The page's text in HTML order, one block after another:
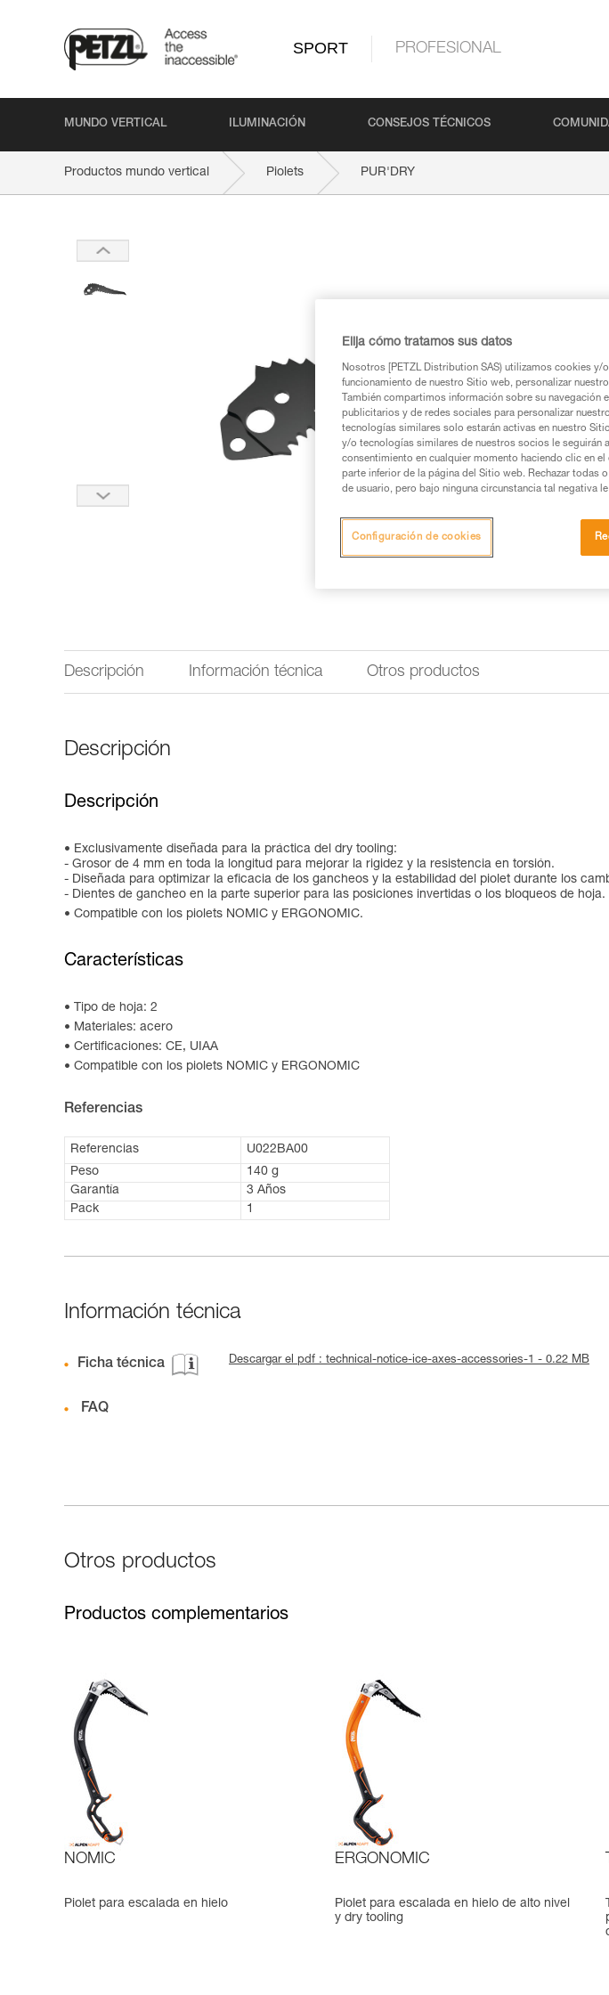
SPORT PROFESIONAL
MUNDO VERTICAL ILUMINACIÓN CONSEJOS TÉCNICOS
Productos mundo vertical Piolets PUR'DRY
Descripción Información técnica Otros productos
Descripción
Descripción
Exclusivamente diseñada para la práctica del dry tooling:
- Grosor de 4 mm en toda la longitud para mejorar la rigidez y la resistencia en torsión.
- Diseñada para optimizar la eficacia de los gancheos y la estabilidad del piolet durante los
- Dientes de gancheo en la parte superior para las posiciones invertidas o los bloqueos de hoja.
Compatible con los piolets NOMIC y ERGONOMIC.
Características
Tipo de hoja: 2
Materiales: acero
Certificaciones: CE, UIAA
Compatible con los piolets NOMIC y ERGONOMIC
Referencias
Referencias
U022BA00
Peso
140 g
Garantía
3 Años
Pack
1
Información técnica
Ficha técnica Descargar el pdf : technical-notice-ice-axes-accessories-1 - 0.22 MB
FAQ
Otros productos
Productos complementarios
NOMIC
Piolet para escalada en hielo
ERGONOMIC
Piolet para escalada en hielo de alto nivel
y dry tooling
Elija cómo tratamos sus datos
Nosotros [PETZL Distribution SAS) utilizamos cookies
funcionamiento de nuestro Sitio web, personalizar
También compartimos información sobre su
publicitarios y de redes sociales para personalizar
tecnologías similares solo estarán activas en nuestro
y/o tecnologías similares de nuestros socios le seguirán
consentimiento en cualquier momento haciendo clic en
parte inferior de la página del Sitio web. Rechazar todas
de usuario, pero bajo ninguna circunstancia tal negativa
Configuración de cookies